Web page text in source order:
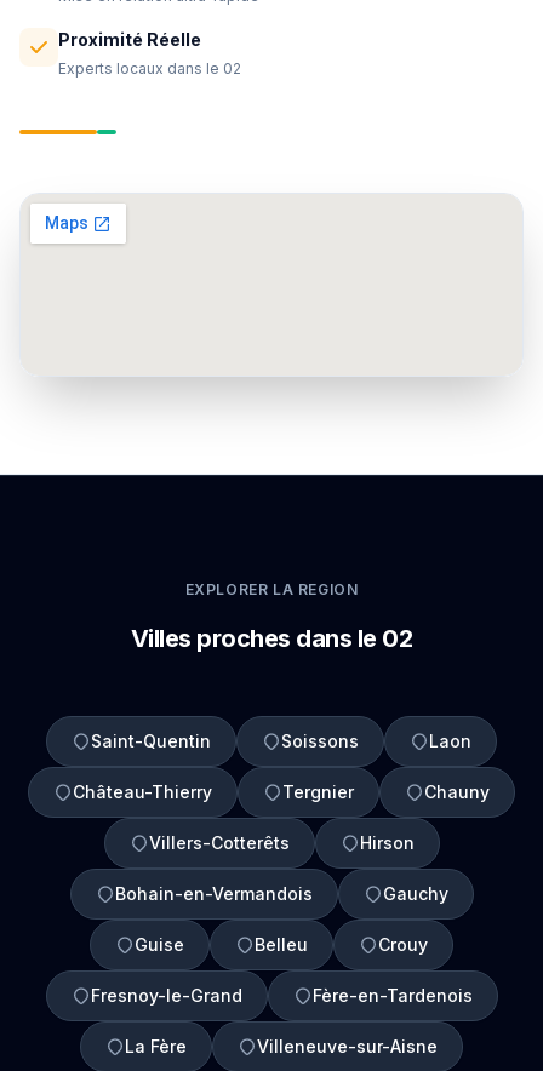
Proximité Réelle
Experts locaux dans le 02
EXPLORER LA REGION
Villes proches dans le 02
Saint-Quentin Soissons Laon
Château-Thierry Tergnier Chauny
Villers-Cotterêts Hirson
Bohain-en-Vermandois Gauchy
Guise Belleu Crouy
Fresnoy-le-Grand Fère-en-Tardenois
La Fère Villeneuve-sur-Aisne